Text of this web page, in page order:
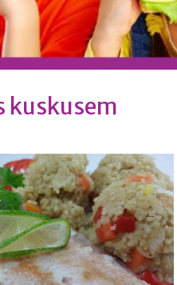
kuskusem